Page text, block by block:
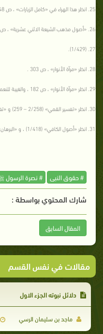
انظر هذا الهراء في «كامل الزيارات» ، ص 48 – 49 ، لابن قولويه.
«أصول مذهب الشيعة الاثني عشرية» ، ص 215 ، الناشر: مدار الوطن – الرياض.
(1/429).
انظر «مرآة الأنوار» ، ص 303 .
انظر «مرآة الأنوار» ، ص 182 ، والغيبة للنعمان ، ص 54 ، والبرهان (3/157).
انظر «تفسير القمي» (2/258 – 259) و «تفسير الصافي» (4/345).
انظر «أصول الكافي» (1/418) ، و «البرهان» (4/451).
# حقوق النبى # نصرة الرسول
شارك المحتوي بواسطة :
المقال السابق
مقالات في نفس القسم
دلائل نبوته الجزء الاول
ماجد بن سليمان الرسي